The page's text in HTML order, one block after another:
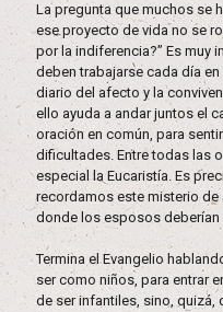
La pregunta que muchos se
ese proyecto de vida no se
por la indiferencia?” Es muy
deben trabajarse cada día
diario del afecto y la
ello ayuda a andar juntos el
oración en común, para
dificultades. Entre todas las
especial la Eucaristía. Es
recordamos este misterio de
donde los esposos deberían
Termina el Evangelio
ser como niños, para entrar
de ser infantiles, sino, quizá,